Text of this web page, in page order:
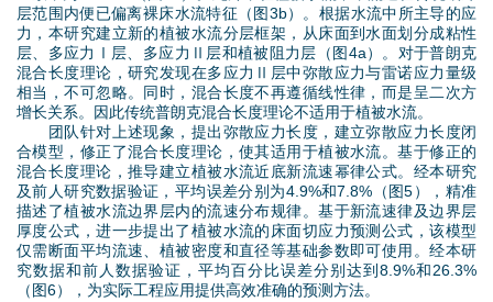
层范围内便已偏离裸床水流特征（图3b）。根据水流中所主导的应
力，本研究建立新的植被水流分层框架，从床面到水面划分成粘性
层、多应力Ⅰ层、多应力Ⅱ层和植被阻力层（图4a）。对于普朗克
混合长度理论，研究发现在多应力Ⅱ层中弥散应力与雷诺应力量级
相当，不可忽略。同时，混合长度不再遵循线性律，而是呈二次方
增长关系。因此传统普朗克混合长度理论不适用于植被水流。
团队针对上述现象，提出弥散应力长度，建立弥散应力长度闭
合模型，修正了混合长度理论，使其适用于植被水流。基于修正的
混合长度理论，推导建立植被水流近底新流速幂律公式。经本研究
及前人研究数据验证，平均误差分别为4.9%和7.8%（图5），精准
描述了植被水流边界层内的流速分布规律。基于新流速律及边界层
厚度公式，进一步提出了植被水流的床面切应力预测公式，该模型
仅需断面平均流速、植被密度和直径等基础参数即可使用。经本研
究数据和前人数据验证，平均百分比误差分别达到8.9%和26.3%
（图6），为实际工程应用提供高效准确的预测方法。